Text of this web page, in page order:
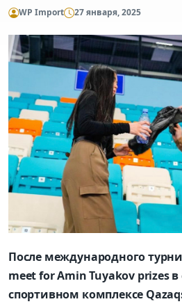
WP Import 27 января, 2025
После международного
meet for Amin Tuyakov prizes
спортивном комплексе